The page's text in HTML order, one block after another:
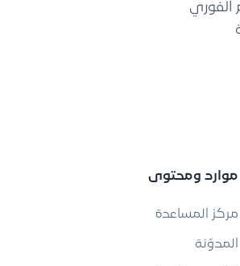
الفوري
موارد ومحتوى
مركز المساعدة
المدوّنة